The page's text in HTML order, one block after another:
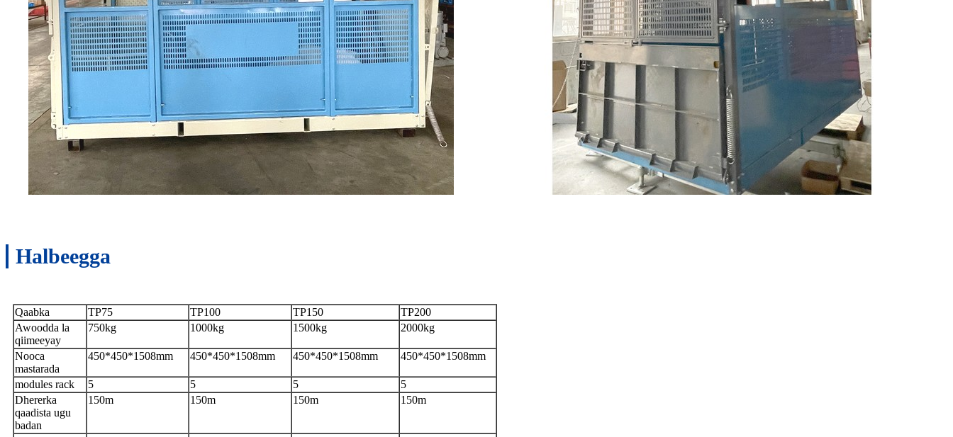
Halbeegga
Qaabka TP75 TP100 TP150
TP200
Awoodda la
qiimeeyay
750kg 1000kg 1500kg 2000kg
Nooca
mastarada
450*450*1508mm 450*450*1508mm 450*450*1508mm 450*450*1508mm
modules rack 5 5 5
5
Dhererka
qaadista ugu
badan
150m 150m 150m 150m